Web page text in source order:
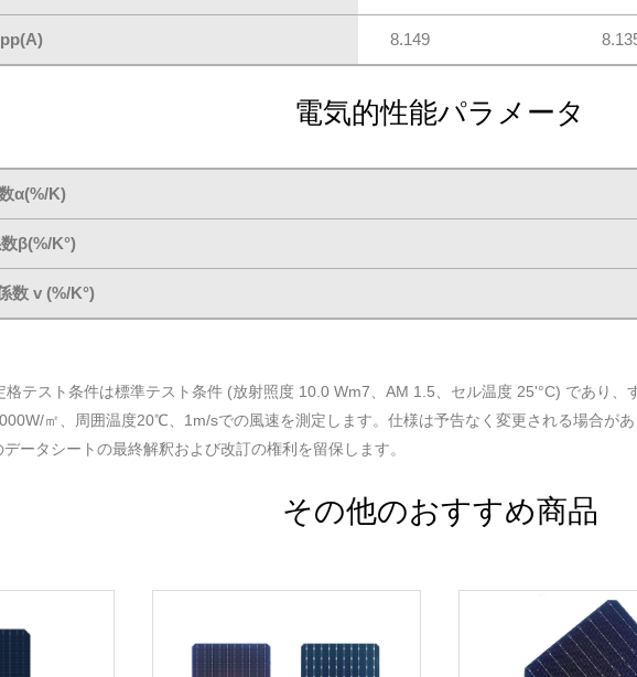
8.149
電気的性能パラメータ
α(%/K)
β(%/K°)
数 v (%/K°)
格テスト条件は標準テスト条件 (放射照度 10.0 Wm7、AM 1.5、セル温度 25'°C) であり、
㎡、周囲温度20℃、1m/sでの風速を測定します。仕様は予告なく変更される場合があ
ータシートの最終解釈および改訂の権利を留保します。
その他のおすすめ商品